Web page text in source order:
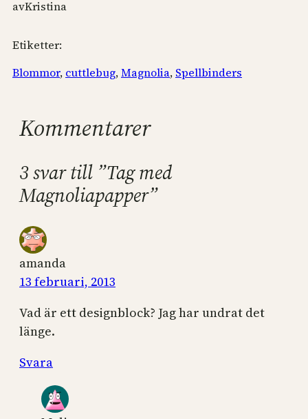
avKristina
Etiketter:
Blommor, cuttlebug, Magnolia, Spellbinders
Kommentarer
3 svar till ”Tag med
Magnoliapapper”
amanda
13 februari, 2013
Vad är ett designblock? Jag har undrat det
länge.
Svara